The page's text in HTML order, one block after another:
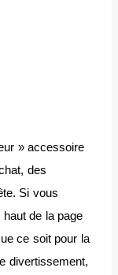
» accessoire
des
Si vous
de la page
ce soit pour la
divertissement,